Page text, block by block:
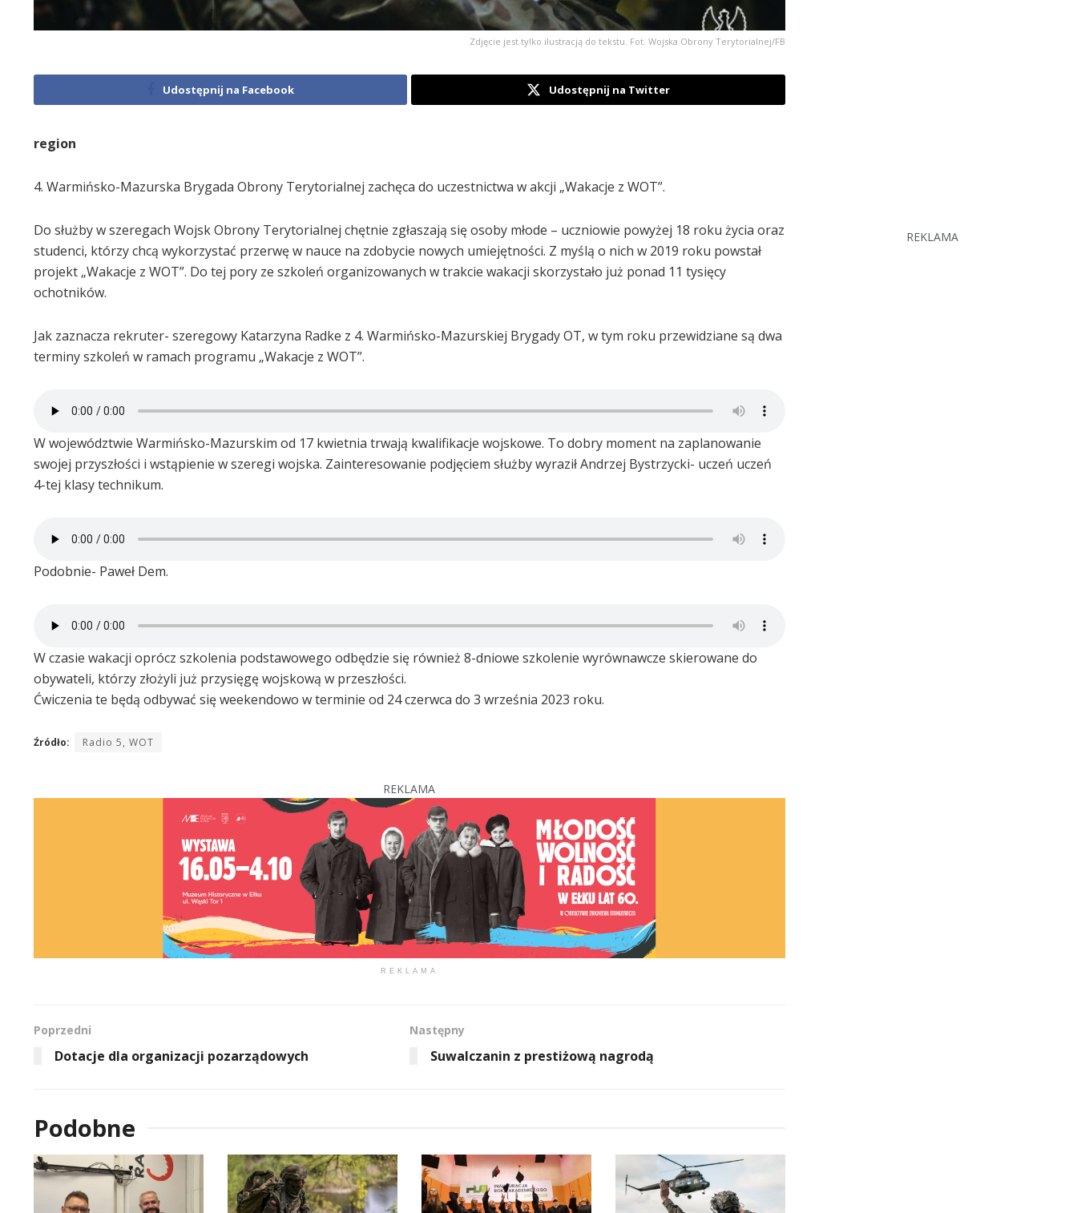
Zdjęcie jest tylko ilustracją do tekstu. Fot. Wojska Obrony Terytorialnej/FB
Udostępnij na Facebook Udostępnij na Twitter
region
4. Warmińsko-Mazurska Brygada Obrony Terytorialnej zachęca do uczestnictwa w akcji „Wakacje z WOT”.
Do służby w szeregach Wojsk Obrony Terytorialnej chętnie zgłaszają się osoby młode – uczniowie powyżej 18 roku życia oraz
studenci, którzy chcą wykorzystać przerwę w nauce na zdobycie nowych umiejętności. Z myślą o nich w 2019 roku powstał
projekt „Wakacje z WOT”. Do tej pory ze szkoleń organizowanych w trakcie wakacji skorzystało już ponad 11 tysięcy
ochotników.
Jak zaznacza rekruter- szeregowy Katarzyna Radke z 4. Warmińsko-Mazurskiej Brygady OT, w tym roku przewidziane są dwa
terminy szkoleń w ramach programu „Wakacje z WOT”.
W województwie Warmińsko-Mazurskim od 17 kwietnia trwają kwalifikacje wojskowe. To dobry moment na zaplanowanie
swojej przyszłości i wstąpienie w szeregi wojska. Zainteresowanie podjęciem służby wyraził Andrzej Bystrzycki- uczeń uczeń
4-tej klasy technikum.
Podobnie- Paweł Dem.
W czasie wakacji oprócz szkolenia podstawowego odbędzie się również 8-dniowe szkolenie wyrównawcze skierowane do
obywateli, którzy złożyli już przysięgę wojskową w przeszłości.
Ćwiczenia te będą odbywać się weekendowo w terminie od 24 czerwca do 3 września 2023 roku.
Źródło: Radio 5, WOT
REKLAMA
REKLAMA
Poprzedni
Dotacje dla organizacji pozarządowych
Następny
Suwalczanin z prestiżową nagrodą
Podobne
REKLAMA